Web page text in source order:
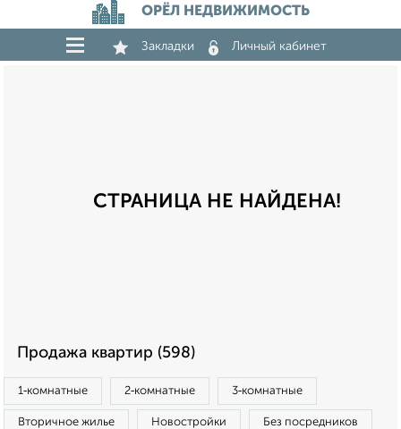
ОРЁЛ НЕДВИЖИМОСТЬ
Закладки Личный кабинет
СТРАНИЦА НЕ НАЙДЕНА!
Продажа квартир (598)
1‑комнатные 2‑комнатные 3‑комнатные
Вторичное жилье Новостройки Без посредников